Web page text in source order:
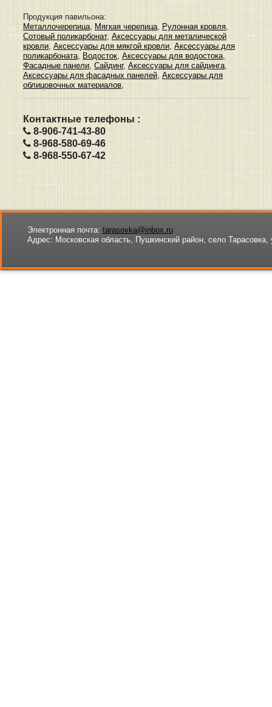
Продукция павильона:
Металлочерепица
Мягкая черепица Рулонная кровля
Сотовый поликарбонат, Аксессуары для металической
кровли Аксессуары для мякгой кровли Аксессуары для
поликарбоната
Водосток Аксессуары для водостока
Фасадные панели Сайдинг, Аксессуары для сайдинга
Аксессуары для фасадных панелей ,Аксессуары для
облицовочных материалов
Контактные телефоны :
8-906-741-43-80
8-968-580-69-46
8-968-550-67-42
Электронная почта: tarasovka@inbox.ru
Адрес: Московская область, Пушкинский район, село